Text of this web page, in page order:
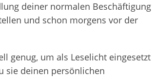
deiner normalen Beschäftigung
und schon morgens vor der
genug, um als Leselicht eingesetzt
sie deinen persönlichen